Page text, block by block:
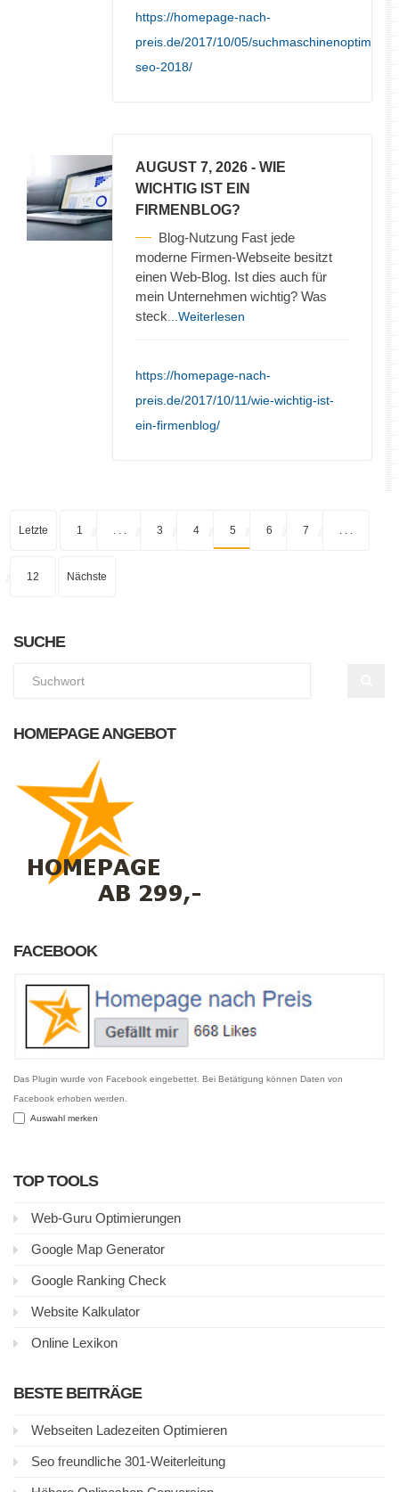
https://homepage-nach-
preis.de/2017/10/05/
seo-2018/
AUGUST 7, 2026 - WIE
WICHTIG IST EIN
FIRMENBLOG?
Blog-Nutzung Fast jede
moderne Firmen-Webseite besitzt
einen Web-Blog. Ist dies auch für
mein Unternehmen wichtig? Was
steck ...Weiterlesen
https://homepage-nach-
preis.de/2017/10/11/wie-wichtig-ist-
ein-firmenblog/
Letzte 1 3 4 5 6 7
12 Nächste
SUCHE
HOMEPAGE ANGEBOT
FACEBOOK
Das Plugin wurde von Facebook eingebettet. Bei Betätigung können Daten von
Facebook erhoben werden.
Auswahl merken
TOP TOOLS
Web-Guru Optimierungen
Google Map Generator
Google Ranking Check
Website Kalkulator
Online Lexikon
BESTE BEITRÄGE
Webseiten Ladezeiten Optimieren
Seo freundliche 301-Weiterleitung